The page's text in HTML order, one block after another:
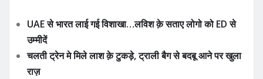
UAE से भारत लाई गई विशाखा…लविश क़े सताए लोगो को ED से
उम्मीदें
चलती ट्रेन मे मिले लाश क़े टुकड़े, ट्राली बैग से बदबू आने पर खुला
राज़